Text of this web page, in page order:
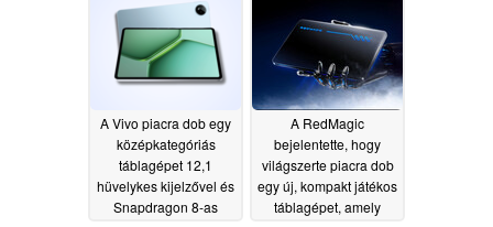
07/17/2026
A Vivo piacra dob egy
középkategóriás
táblagépet 12,1
hüvelykes kijelzővel és
Snapdragon 8-as
A RedMagic
bejelentette, hogy
világszerte piacra dob
egy új, kompakt játékos
táblagépet, amely